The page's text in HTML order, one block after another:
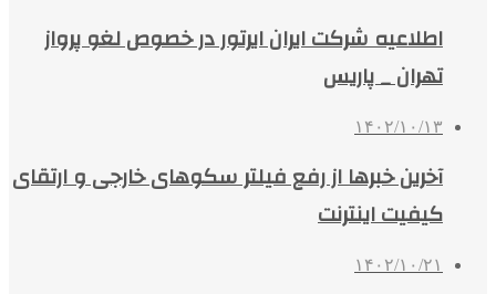
اطلاعیه شرکت ایران ایرتور در خصوص لغو پرواز
تهران _ پاریس
۱۴۰۲/۱۰/۱۳
آخرین خبرها از رفع فیلتر سکوهای خارجی و ارتقای
کیفیت اینترنت
۱۴۰۲/۱۰/۲۱